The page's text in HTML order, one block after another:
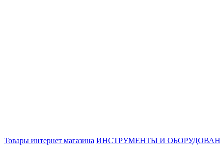
Товары интернет магазина ИНСТРУМЕНТЫ И